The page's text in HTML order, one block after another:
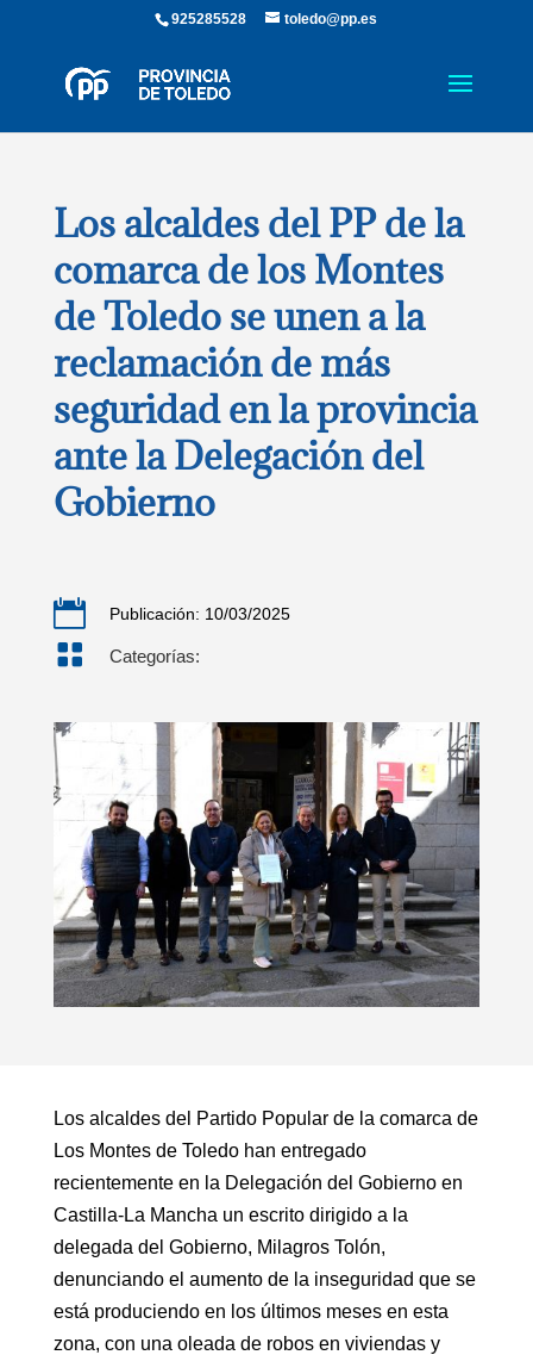
925285528 toledo@pp.es
Los alcaldes del PP de la
comarca de los Montes
de Toledo se unen a la
reclamación de más
seguridad en la provincia
ante la Delegación del
Gobierno
 Publicación: 10/03/2025
 Categorías:
Los alcaldes del Partido Popular de la comarca de
Los Montes de Toledo han entregado
recientemente en la Delegación del Gobierno en
Castilla-La Mancha un escrito dirigido a la
delegada del Gobierno, Milagros Tolón,
denunciando el aumento de la inseguridad que se
está produciendo en los últimos meses en esta
zona, con una oleada de robos en viviendas y